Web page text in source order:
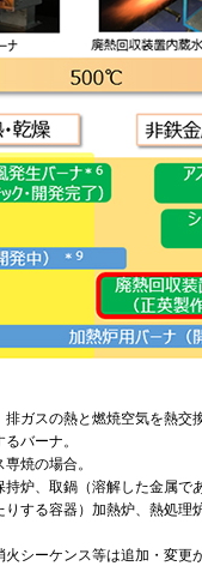
ガスの熱と燃焼空気を熱交
バーナ。
焼の場合。
炉、取鍋（溶解した金属で
する容器）加熱炉、熱処理
シーケンス等は追加・変更